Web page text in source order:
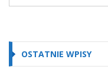
OSTATNIE WPISY